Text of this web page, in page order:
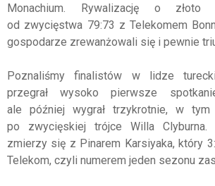
Monachium. Rywalizację o złoto
od zwycięstwa 79:73 z Telekomem
gospodarze zrewanżowali się i pewnie
Poznaliśmy finalistów w lidze
przegrał wysoko pierwsze
ale później wygrał trzykrotnie, w
po zwycięskiej trójce Willa Clyburna.
zmierzy się z Pinarem Karsiyaka, który
Telekom, czyli numerem jeden sezonu